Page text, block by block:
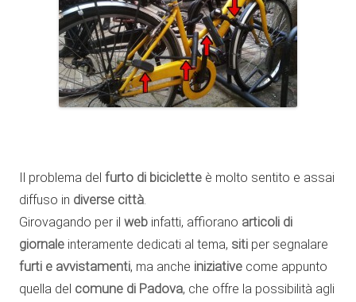
Il problema del furto di biciclette è molto sentito e assai
diffuso in diverse città.
Girovagando per il web infatti, affiorano articoli di
giornale interamente dedicati al tema, siti per segnalare
furti e avvistamenti, ma anche iniziative come appunto
quella del comune di Padova, che offre la possibilità agli